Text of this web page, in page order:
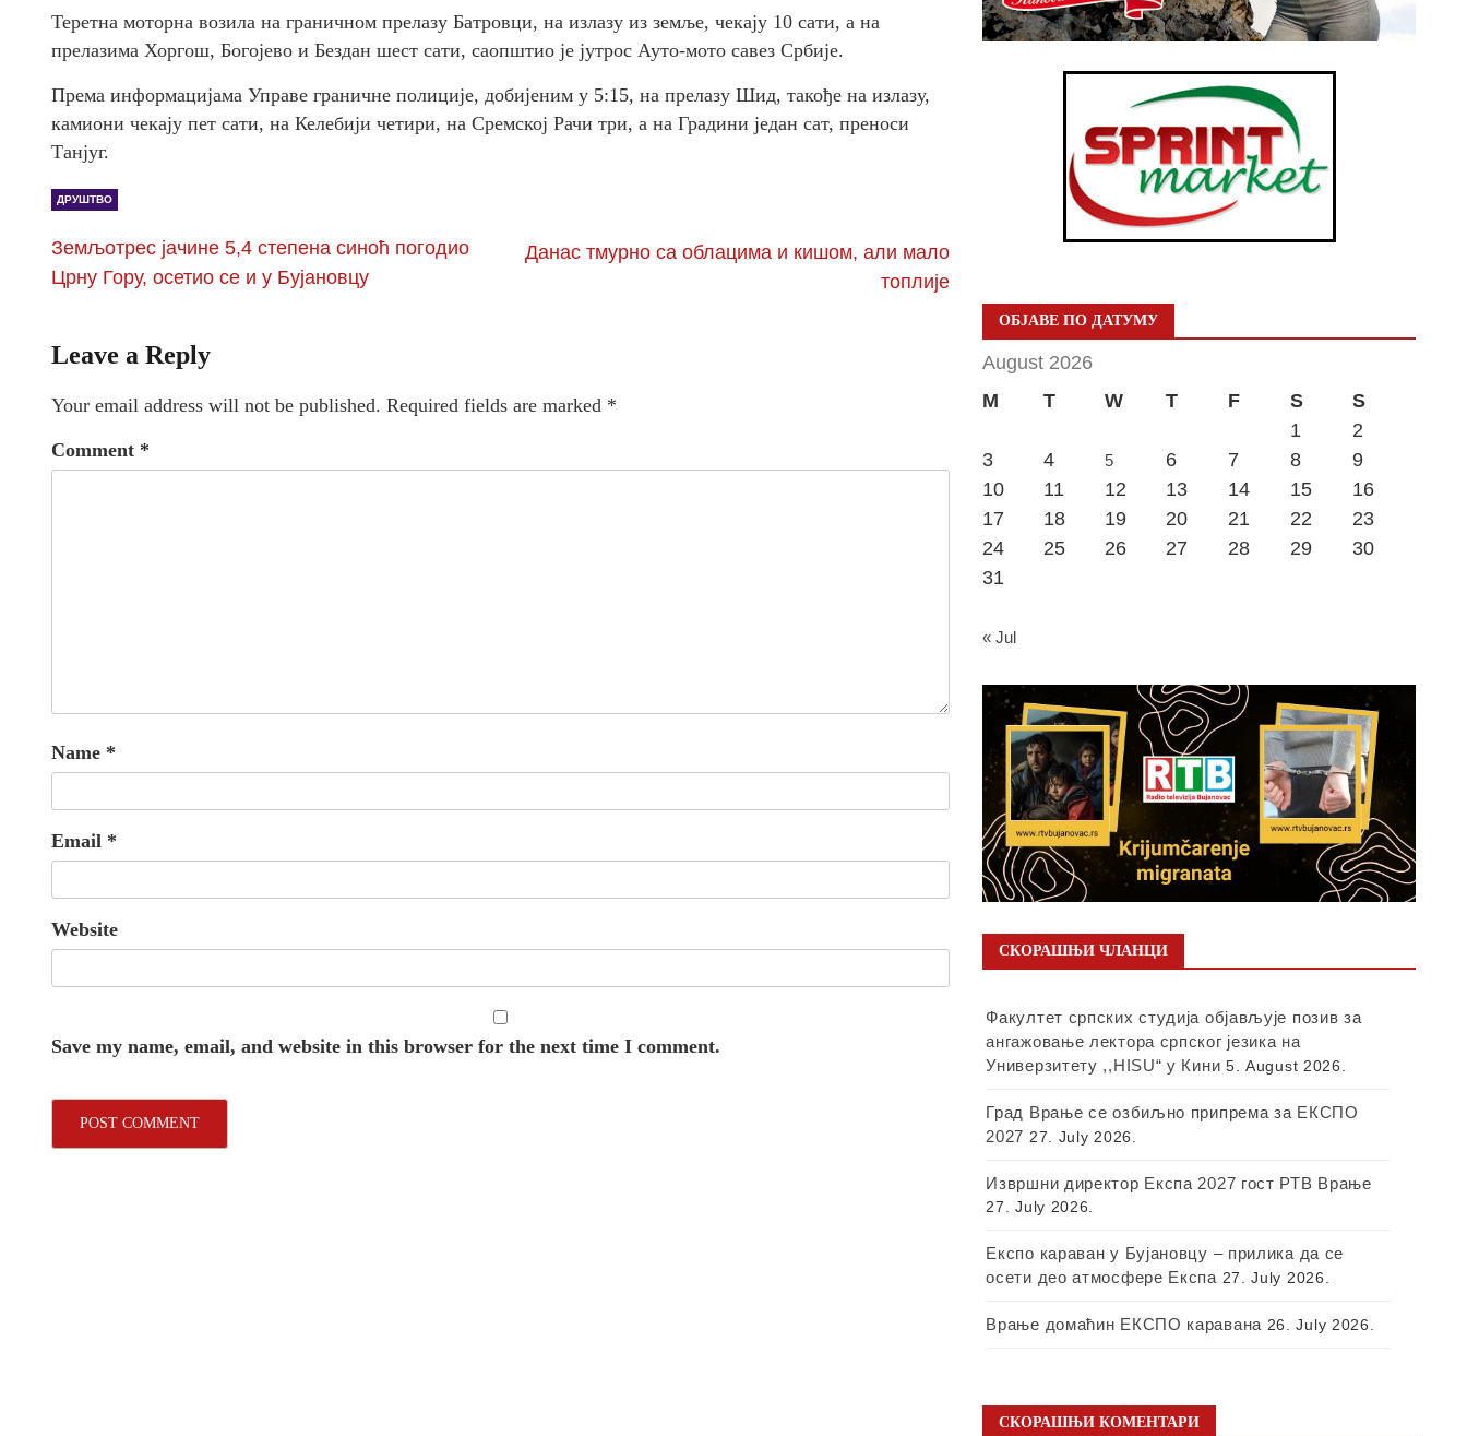
Теретна моторна возила на граничном прелазу Батровци, на излазу из земље, чекају 10 сати, а на
прелазима Хоргош, Богојево и Бездан шест сати, саопштио је јутрос Ауто-мото савез Србије.
Према информацијама Управе граничне полиције, добијеним у 5:15, на прелазу Шид, такође на излазу,
камиони чекају пет сати, на Келебији четири, на Сремској Рачи три, а на Градини један сат, преноси
Танјуг.
ДРУШТВО
Земљотрес јачине 5,4 степена синоћ погодио
Црну Гору, осетио се и у Бујановцу
Данас тмурно са облацима и кишом, али мало
топлије
Leave a Reply
Your email address will not be published. Required fields are marked *
Comment *
Name *
Email *
Website
Save my name, email, and website in this browser for the next time I comment.
ОБЈАВЕ ПО ДАТУМУ
August 2026
M
T W T F S
S
1
2
3
4 5 6 7 8
9
10
11 12 13 14 15
16
17
18 19 20 21 22
23
24
25 26 27 28 29
30
31
« Jul
СКОРАШЊИ ЧЛАНЦИ
Факултет српских студија објављује позив за
ангажовање лектора српског језика на
Универзитету ,,HISU“ у Кини 5. August 2026.
Град Врање се озбиљно припрема за ЕКСПО
2027 27. July 2026.
Извршни директор Експа 2027 гост РТВ Врање
27. July 2026.
Експо караван у Бујановцу – прилика да се
осети део атмосфере Експа 27. July 2026.
Врање домаћин ЕКСПО каравана 26. July 2026.
СКОРАШЊИ КОМЕНТАРИ